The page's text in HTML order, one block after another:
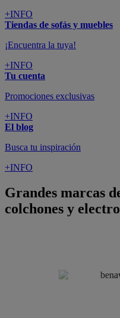
+INFO
Tiendas de sofás y muebles
¡Encuentra la tuya!
+INFO
Tu cuenta
Promociones exclusivas
+INFO
El blog
Busca tu inspiración
+INFO
Grandes marcas
colchones y